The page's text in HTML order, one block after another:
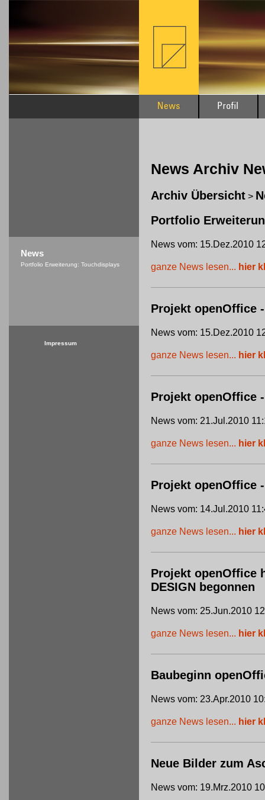
News Archiv
Archiv Übersicht >
Portfolio
News vom: 15.Dez.2010
ganze News lesen... hier
Projekt openOffice
News vom: 15.Dez.2010
ganze News lesen... hier
Projekt openOffice
News vom: 21.Jul.2010
ganze News lesen... hier
Projekt openOffice
News vom: 14.Jul.2010
ganze News lesen... hier
Projekt openOffice
DESIGN begonnen
News vom: 25.Jun.2010
ganze News lesen... hier
Baubeginn
News vom: 23.Apr.2010
ganze News lesen... hier
Neue Bilder zum
News vom: 19.Mrz.2010
News
Portfolio Erweiterung: Touchdisplays
Impressum